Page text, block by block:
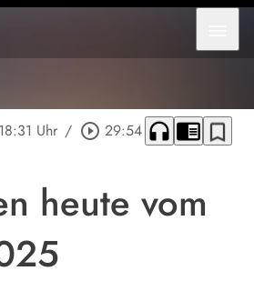
Uhr / play_circle_outline 29:54 headphones chrome_reader_mode bookmark_border
heute vom